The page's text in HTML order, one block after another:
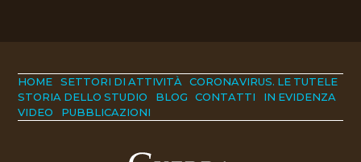
HOME SETTORI DI ATTIVITÀ
CORONAVIRUS. LE TUTELE
STORIA DELLO STUDIO
BLOG CONTATTI
IN EVIDENZA
VIDEO
PUBBLICAZIONI